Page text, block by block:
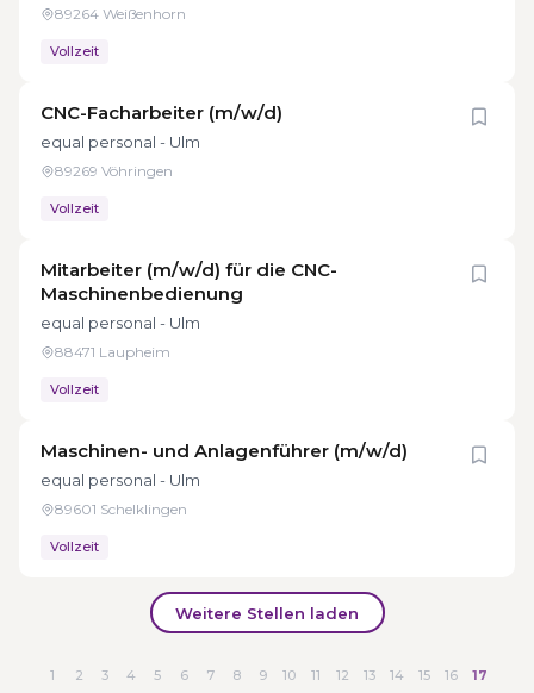
89264 Weißenhorn
Vollzeit
CNC-Facharbeiter (m/w/d)
equal personal - Ulm
89269 Vöhringen
Vollzeit
Mitarbeiter (m/w/d) für die CNC-
Maschinenbedienung
equal personal - Ulm
88471 Laupheim
Vollzeit
Maschinen- und Anlagenführer (m/w/d)
equal personal - Ulm
89601 Schelklingen
Vollzeit
Weitere Stellen laden
1 2 3 4 5 6 7 8 9 10 11 12 13 14 15 16
17